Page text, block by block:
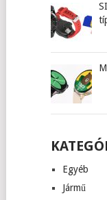
Egyéb
Jármű